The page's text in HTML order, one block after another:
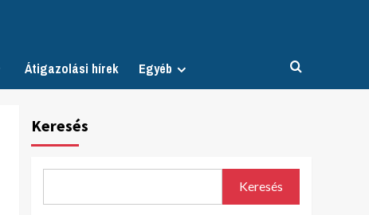
Átigazolási hírek Egyéb
Keresés
Keresés